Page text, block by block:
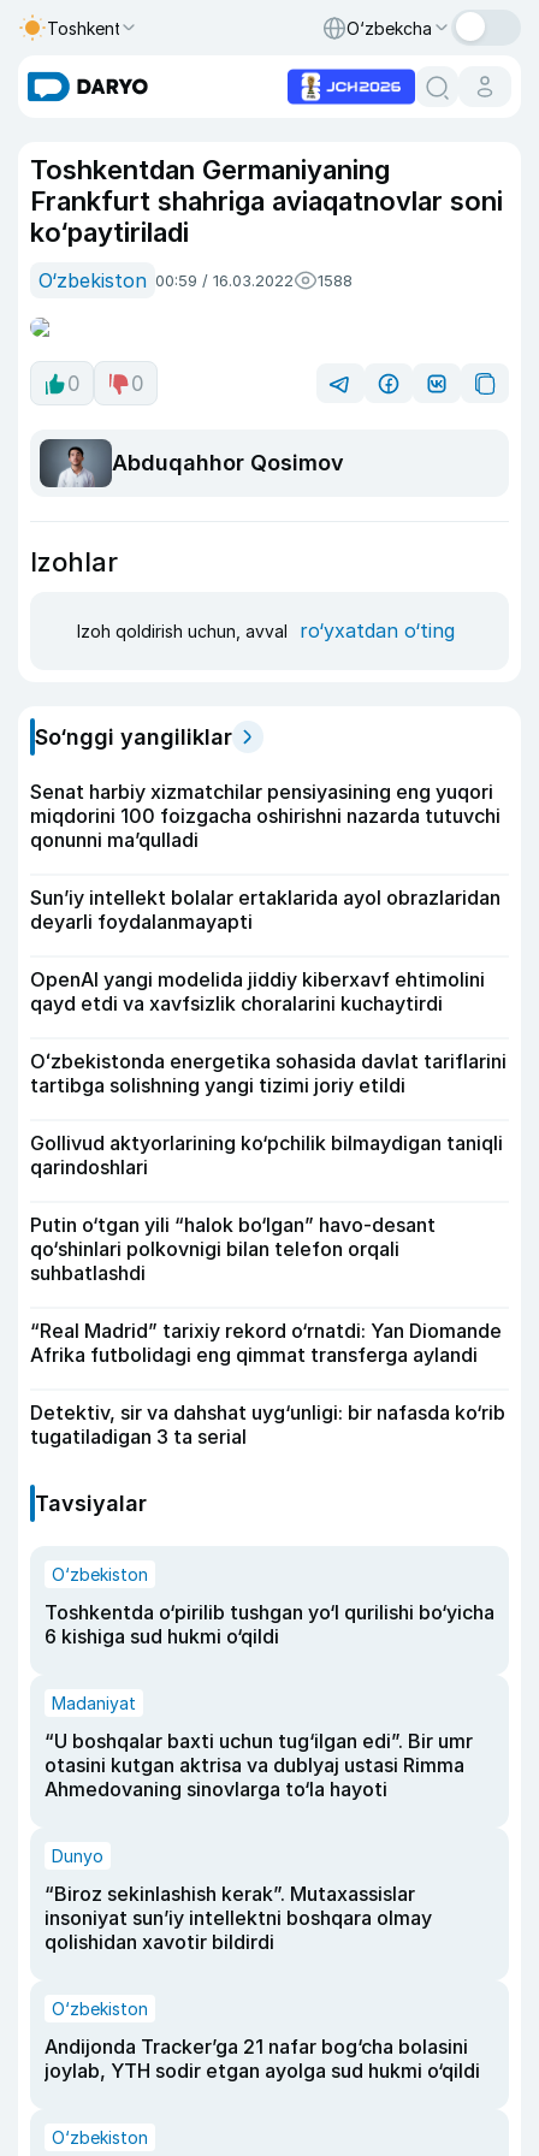
Toshkent O‘zbekcha
Toshkentdan Germaniyaning
Frankfurt shahriga aviaqatnovlar soni
ko‘paytiriladi
O‘zbekiston 00:59 / 16.03.2022 1588
0 0
Abduqahhor Qosimov
Izohlar
Izoh qoldirish uchun, avval ro‘yxatdan o‘ting
So‘nggi yangiliklar
Senat harbiy xizmatchilar pensiyasining eng yuqori
miqdorini 100 foizgacha oshirishni nazarda tutuvchi
qonunni ma’qulladi
Sun’iy intellekt bolalar ertaklarida ayol obrazlaridan
deyarli foydalanmayapti
OpenAI yangi modelida jiddiy kiberxavf ehtimolini
qayd etdi va xavfsizlik choralarini kuchaytirdi
Oʻzbekistonda energetika sohasida davlat tariflarini
tartibga solishning yangi tizimi joriy etildi
Gollivud aktyorlarining ko‘pchilik bilmaydigan taniqli
qarindoshlari
Putin o‘tgan yili “halok bo‘lgan” havo-desant
qo‘shinlari polkovnigi bilan telefon orqali
suhbatlashdi
“Real Madrid” tarixiy rekord o‘rnatdi: Yan Diomande
Afrika futbolidagi eng qimmat transferga aylandi
Detektiv, sir va dahshat uyg‘unligi: bir nafasda ko‘rib
tugatiladigan 3 ta serial
Tavsiyalar
O‘zbekiston
Toshkentda o‘pirilib tushgan yo‘l qurilishi bo‘yicha
6 kishiga sud hukmi o‘qildi
Madaniyat
“U boshqalar baxti uchun tug‘ilgan edi”. Bir umr
otasini kutgan aktrisa va dublyaj ustasi Rimma
Ahmedovaning sinovlarga to‘la hayoti
Dunyo
“Biroz sekinlashish kerak”. Mutaxassislar
insoniyat sun’iy intellektni boshqara olmay
qolishidan xavotir bildirdi
O‘zbekiston
Andijonda Tracker’ga 21 nafar bog‘cha bolasini
joylab, YTH sodir etgan ayolga sud hukmi o‘qildi
O‘zbekiston